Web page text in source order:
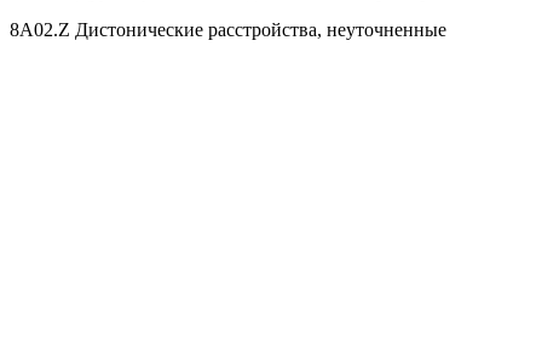
8A02.Z Дистонические расстройства, неуточненные